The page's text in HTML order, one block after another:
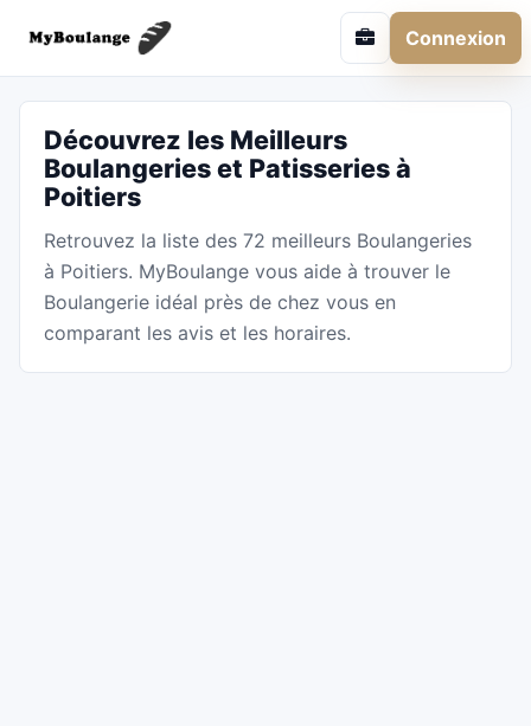
Connexion
Découvrez les Meilleurs
Boulangeries et Patisseries à
Poitiers
Retrouvez la liste des 72 meilleurs Boulangeries
à Poitiers. MyBoulange vous aide à trouver le
Boulangerie idéal près de chez vous en
comparant les avis et les horaires.